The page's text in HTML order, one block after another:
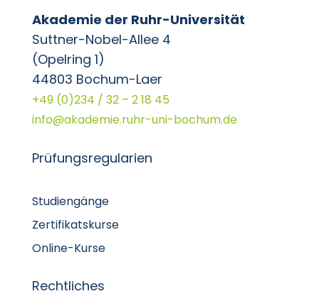
Akademie der Ruhr-Universität
Suttner-Nobel-Allee 4
(Opelring 1)
44803 Bochum-Laer
+49 (0)234 / 32 – 2 18 45
info@akademie.ruhr-uni-bochum.de
Prüfungsregularien
Studiengänge
Zertifikatskurse
Online-Kurse
Rechtliches